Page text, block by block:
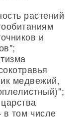
растений
и
медвежий,
том числе